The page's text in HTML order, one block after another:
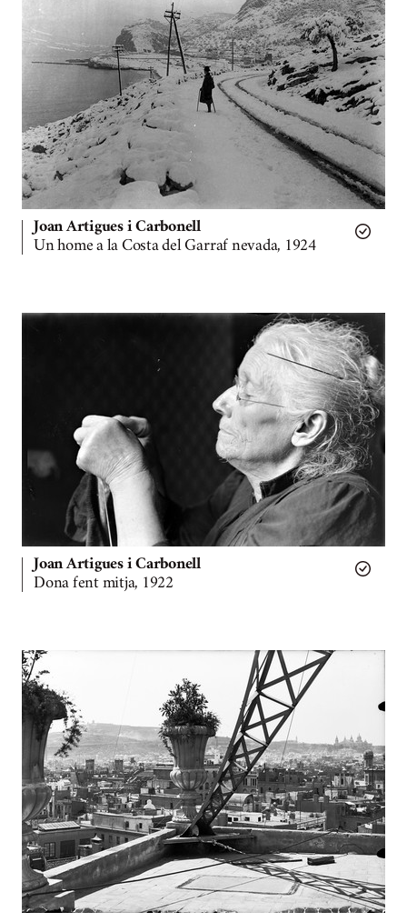
Joan Artigues i Carbonell
Un home a la Costa del Garraf nevada, 1924
Joan Artigues i Carbonell
Dona fent mitja, 1922